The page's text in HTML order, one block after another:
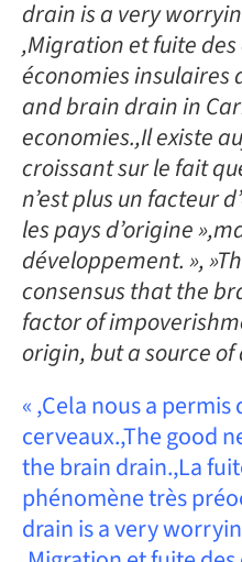
drain is a very
,Migration et fuite
économies insulaires
and brain drain in
economies.,Il existe
croissant sur le fait
n’est plus un facteur
les pays d’origine
développement. »,
consensus that the
factor of
origin, but a source
« ,Cela nous a
cerveaux.,The good
the brain drain.,La
phénomène très
drain is a very